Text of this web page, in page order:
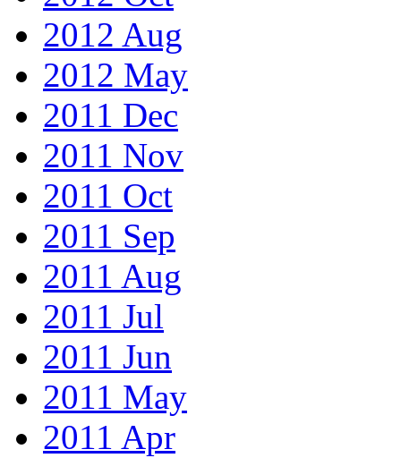
2012 Aug
2012 May
2011 Dec
2011 Nov
2011 Oct
2011 Sep
2011 Aug
2011 Jul
2011 Jun
2011 May
2011 Apr